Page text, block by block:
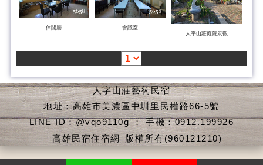
休閒廳
會議室
人字山莊庭院景觀
人字山莊藝術民宿
地址：高雄市美濃區中圳里民權路66-5號
LINE ID：@vqo9110g ； 手機：0912.199926
高雄民宿住宿網 版權所有(960121210)